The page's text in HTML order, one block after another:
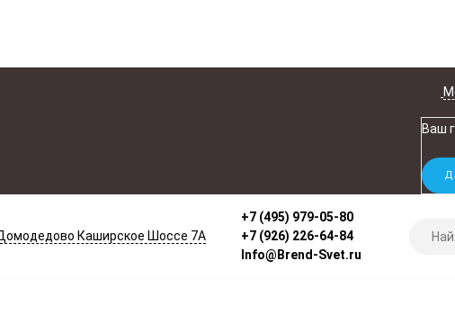
Ваш
Каширское Шоссе 7А
+7 (495) 979-05-80
+7 (926) 226-64-84
Info@Brend-Svet.ru